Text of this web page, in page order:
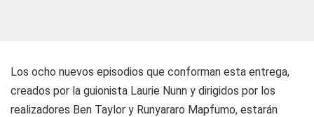
Los ocho nuevos episodios que conforman esta entrega,
creados por la guionista Laurie Nunn y dirigidos por los
realizadores Ben Taylor y Runyararo Mapfumo, estarán